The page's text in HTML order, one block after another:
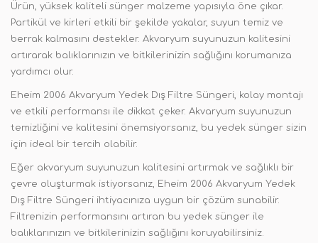
Ürün, yüksek kaliteli sünger malzeme yapısıyla öne çıkar.
Partikül ve kirleri etkili bir şekilde yakalar, suyun temiz ve
berrak kalmasını destekler. Akvaryum suyunuzun kalitesini
artırarak balıklarınızın ve bitkilerinizin sağlığını korumanıza
yardımcı olur.
Eheim 2006 Akvaryum Yedek Dış Filtre Süngeri, kolay montajı
ve etkili performansı ile dikkat çeker. Akvaryum suyunuzun
temizliğini ve kalitesini önemsiyorsanız, bu yedek sünger sizin
için ideal bir tercih olabilir.
Eğer akvaryum suyunuzun kalitesini artırmak ve sağlıklı bir
çevre oluşturmak istiyorsanız, Eheim 2006 Akvaryum Yedek
Dış Filtre Süngeri ihtiyacınıza uygun bir çözüm sunabilir.
Filtrenizin performansını artıran bu yedek sünger ile
balıklarınızın ve bitkilerinizin sağlığını koruyabilirsiniz.